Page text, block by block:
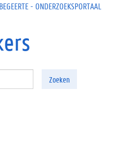
- ONDERZOEKSPORTAAL
Zoeken